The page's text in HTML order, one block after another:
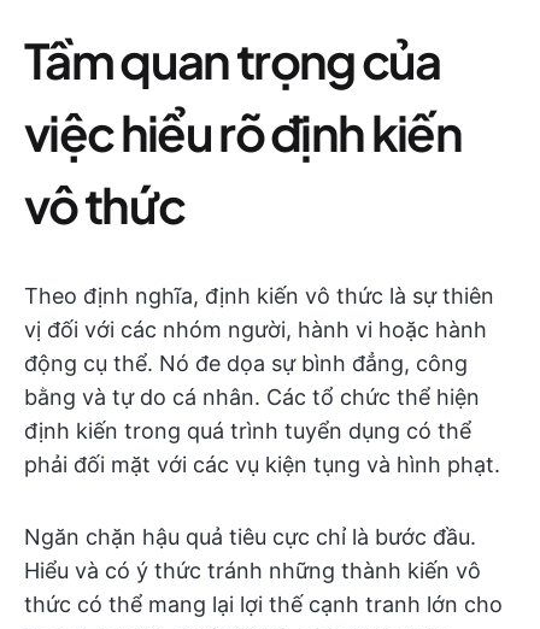
Tầm quan trọng của
việc hiểu rõ định kiến
vô thức
Theo định nghĩa, định kiến vô thức là sự thiên
vị đối với các nhóm người, hành vi hoặc hành
động cụ thể. Nó đe dọa sự bình đẳng, công
bằng và tự do cá nhân. Các tổ chức thể hiện
định kiến trong quá trình tuyển dụng có thể
phải đối mặt với các vụ kiện tụng và hình phạt.
Ngăn chặn hậu quả tiêu cực chỉ là bước đầu.
Hiểu và có ý thức tránh những thành kiến vô
thức có thể mang lại lợi thế cạnh tranh lớn cho